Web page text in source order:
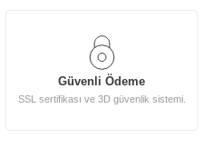
Güvenli Ödeme
SSL sertifikası ve 3D güvenlik sistemi.